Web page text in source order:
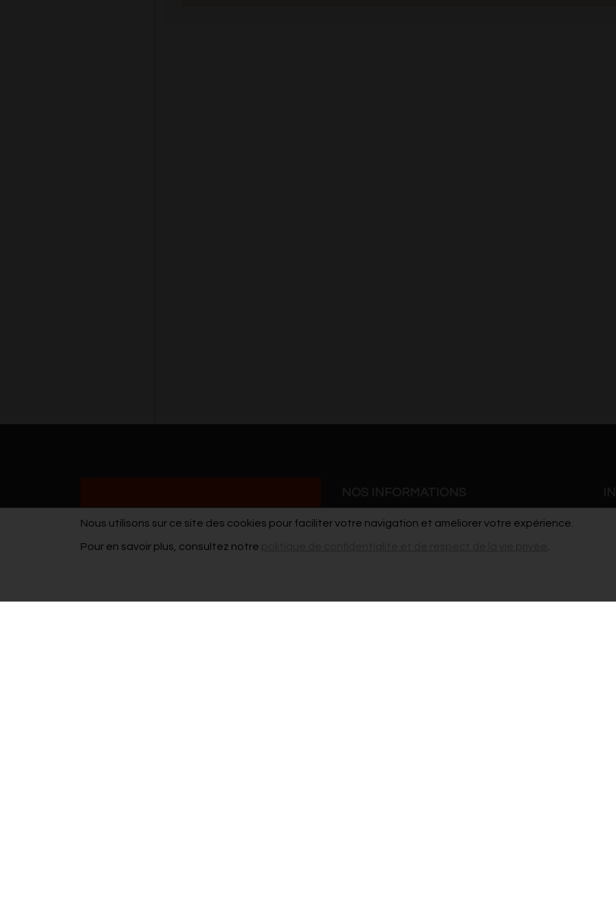
Nous utilisons sur ce site des cookies pour faciliter votre navigation et améliorer votre expérience.
Pour en savoir plus, consultez notre
Grand'Rue 41
pour les stages / ateliers et les demandes de